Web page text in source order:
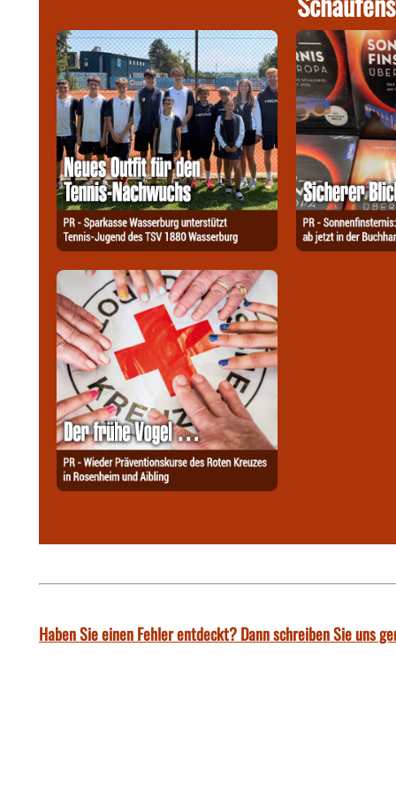
Haben Sie einen Fehler entdeckt? Dann schreiben Sie uns